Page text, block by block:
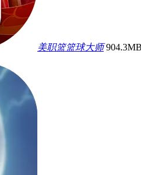
美职篮篮球大师 904.3MB